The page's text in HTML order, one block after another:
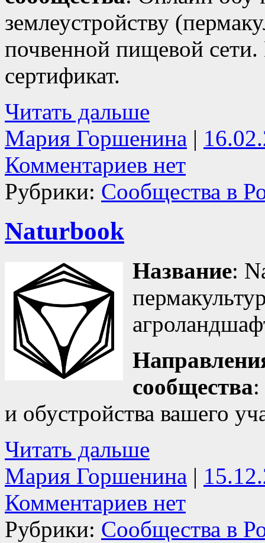
землеустройству
почвенной пищевой
сертификат.
Читать дальше
Мария Горшенина |
Комментариев нет
Рубрики: Сообщества в
Naturbook
Название:
сообщества
и обустройства вашего
Читать дальше
Мария Горшенина |
Комментариев нет
Рубрики: Сообщества в